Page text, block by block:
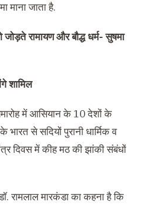
माना जाता है.
रामायण और बौद्ध धर्म- सुषमा
शामिल
में आसियान के 10 देशों के
से सदियों पुरानी धार्मिक व
दिवस में कीह मठ की झांकी संबंधों
रामलाल मारकंडा का कहना है कि